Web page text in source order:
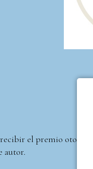
el premio otorgado
autor.